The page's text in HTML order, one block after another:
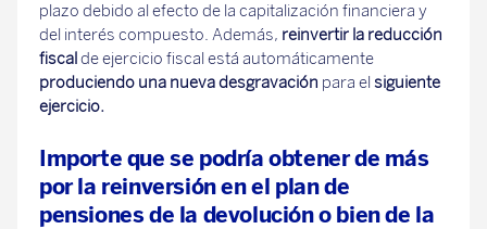
plazo debido al efecto de la capitalización financiera y
del interés compuesto. Además, reinvertir la reducción
fiscalde ejercicio fiscal está automáticamente
produciendo una nueva desgravación para el siguiente
ejercicio.
Importe que se podría obtener de más
por la reinversión en el plan de
pensiones de la devolución o bien de la